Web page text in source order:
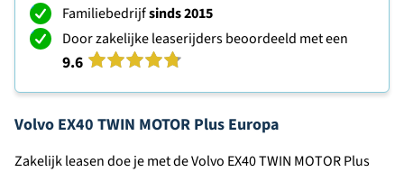
Familiebedrijfsinds 2015
Door zakelijke leaserijders beoordeeld met een
9.6
Volvo EX40 TWIN MOTOR Plus Europa
Zakelijk leasen doe je met de Volvo EX40 TWIN MOTOR Plus